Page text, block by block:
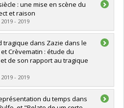
Carolina
Papyrus
: une mise en scène du
et raison
- 2019
Thomas
Papyrus
tragique dans Zazie dans le
Crèvematin : étude du
de son rapport au tragique
- 2019
Ambre
du temps dans